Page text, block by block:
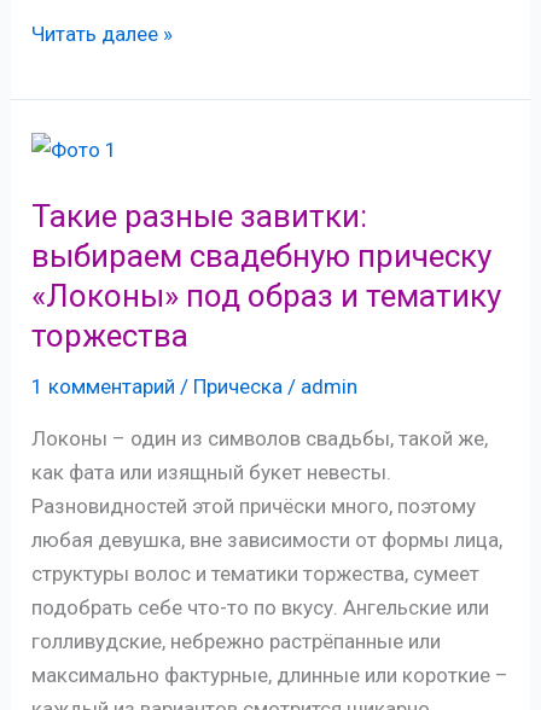
Чарующий
выбираем
свадебные
с
распущенными
волосами
Читать далее »
Такие разные завитки:
выбираем свадебную прическу
«Локоны» под образ и тематику
торжества
1 комментарий / Прическа / admin
Локоны – один из символов свадьбы, такой же,
как фата или изящный букет невесты.
Разновидностей этой причёски много, поэтому
любая девушка, вне зависимости от формы лица,
структуры волос и тематики торжества, сумеет
подобрать себе что-то по вкусу. Ангельские или
голливудские, небрежно растрёпанные или
максимально фактурные, длинные или короткие –